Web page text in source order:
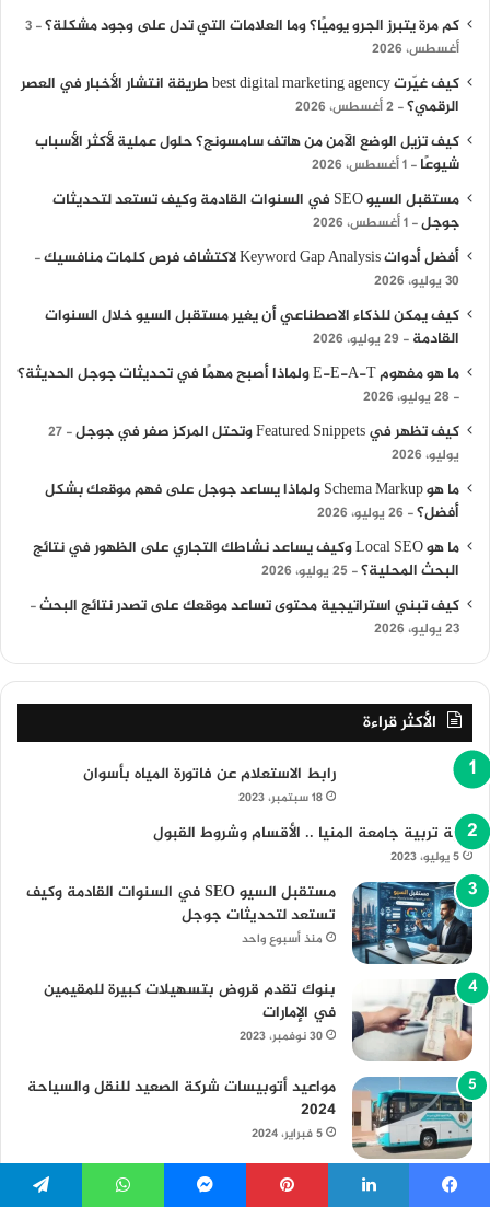
كم مرة يتبرز الجرو يوميًا؟ وما العلامات التي تدل على وجود مشكلة؟ 3
أغسطس، 2026
كيف غيّرت best digital marketing agency طريقة انتشار الأخبار في العصر
الرقمي؟ 2 أغسطس، 2026
كيف تزيل الوضع الآمن من هاتف سامسونج؟ حلول عملية لأكثر الأسباب
شيوعًا
1 أغسطس، 2026
مستقبل السيو SEO في السنوات القادمة وكيف تستعد لتحديثات
جوجل 1 أغسطس، 2026
أفضل أدوات Keyword Gap Analysis لاكتشاف فرص كلمات منافسيك
30 يوليو، 2026
كيف يمكن للذكاء الاصطناعي أن يغير مستقبل السيو خلال السنوات
القادمة
29 يوليو، 2026
ما هو مفهوم E-E-A-T ولماذا أصبح مهمًا في تحديثات جوجل الحديثة؟
28 يوليو، 2026
كيف تظهر في Featured Snippets وتحتل المركز صفر في جوجل
27
يوليو، 2026
ما هو Schema Markup ولماذا يساعد جوجل على فهم موقعك بشكل
أفضل؟
26 يوليو، 2026
ما هو Local SEO وكيف يساعد نشاطك التجاري على الظهور في نتائج
البحث المحلية؟
25 يوليو، 2026
كيف تبني استراتيجية محتوى تساعد موقعك على تصدر نتائج البحث
23 يوليو، 2026
الأكثر قراءة
رابط الاستعلام عن فاتورة المياه بأسوان
18 سبتمبر، 2023
كلية تربية جامعة المنيا .. الأقسام وشروط القبول
5 يوليو، 2023
مستقبل السيو SEO في السنوات القادمة وكيف
تستعد لتحديثات جوجل
منذ أسبوع واحد
بنوك تقدم قروض بتسهيلات كبيرة للمقيمين
في الإمارات
30 نوفمبر، 2023
مواعيد أتوبيسات شركة الصعيد للنقل والسياحة
2024
5 فبراير، 2024
جامعة مطروح .. الكليات والمميزات